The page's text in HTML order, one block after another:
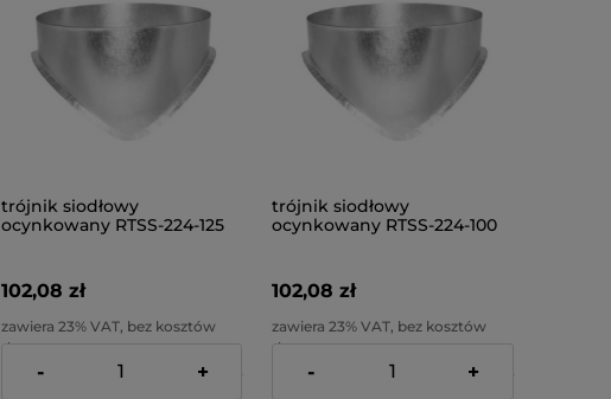
trójnik siodłowy
ocynkowany RTSS-224-125
102,08 zł
zawiera 23% VAT, bez kosztów
dostawy
Cena netto:
82,99 zł
- +
trójnik siodłowy
ocynkowany RTSS-224-100
102,08 zł
zawiera 23% VAT, bez kosztów
dostawy
Cena netto:
82,99 zł
- +